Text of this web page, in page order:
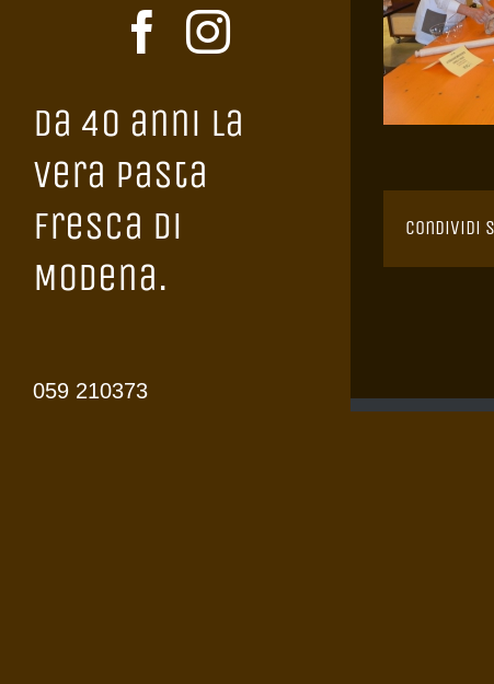
Da 40 anni la
vera Pasta
Fresca di
Modena.
059 210373
Condividi